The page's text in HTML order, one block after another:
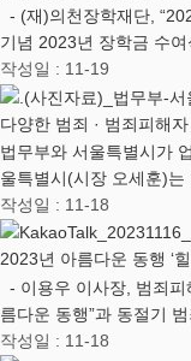
- (재)의천장학재단,
기념 2023년 장학금 수
작성일 : 11-19
다양한 범죄 · 범죄피해
법무부와 서울특별시가
울특별시(시장 오세훈)
작성일 : 11-18
2023년 아름다운 동행 ‘
- 이용우 이사장, 범죄
름다운 동행”과 동절기
작성일 : 11-18